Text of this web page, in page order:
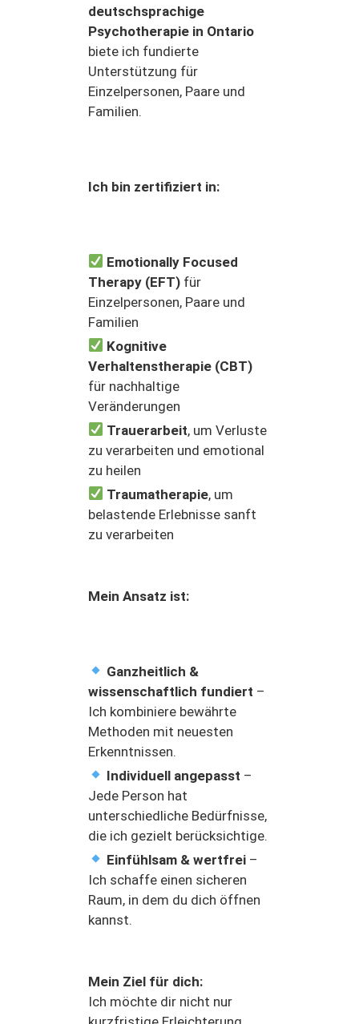
deutschsprachige
Psychotherapie in Ontario
biete ich fundierte
Unterstützung für
Einzelpersonen, Paare und
Familien.
Ich bin zertifiziert in:
Emotionally Focused
Therapy (EFT) für
Einzelpersonen, Paare und
Familien
Kognitive
Verhaltenstherapie (CBT)
für nachhaltige
Veränderungen
Trauerarbeit, um Verluste
zu verarbeiten und emotional
zu heilen
Traumatherapie, um
belastende Erlebnisse sanft
zu verarbeiten
Mein Ansatz ist:
Ganzheitlich &
wissenschaftlich fundiert –
Ich kombiniere bewährte
Methoden mit neuesten
Erkenntnissen.
Individuell angepasst –
Jede Person hat
unterschiedliche Bedürfnisse,
die ich gezielt berücksichtige.
Einfühlsam & wertfrei –
Ich schaffe einen sicheren
Raum, in dem du dich öffnen
kannst.
Mein Ziel für dich:
Ich möchte dir nicht nur